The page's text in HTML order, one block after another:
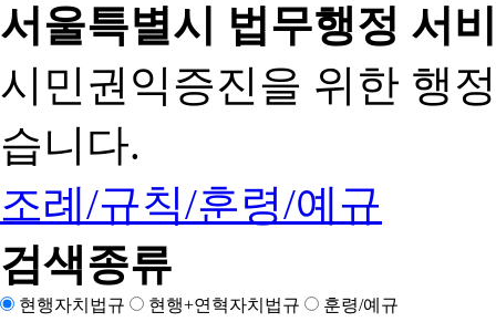
서울특별시 법무행정 서
시민권익증진을 위한 행
습니다.
조례/규칙/훈령/예규
검색종류
현행자치법규 현행+연혁자치법규 훈령/예규